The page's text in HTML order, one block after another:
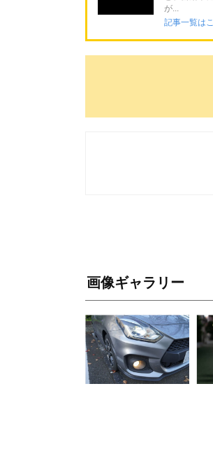
が...
記事一覧は
画像ギャラリー